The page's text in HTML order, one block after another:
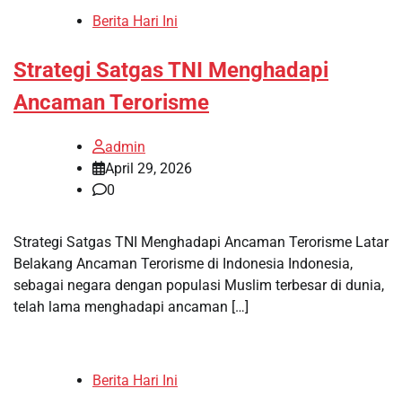
Berita Hari Ini
Strategi Satgas TNI Menghadapi
Ancaman Terorisme
admin
April 29, 2026
0
Strategi Satgas TNI Menghadapi Ancaman Terorisme Latar
Belakang Ancaman Terorisme di Indonesia Indonesia,
sebagai negara dengan populasi Muslim terbesar di dunia,
telah lama menghadapi ancaman […]
Berita Hari Ini